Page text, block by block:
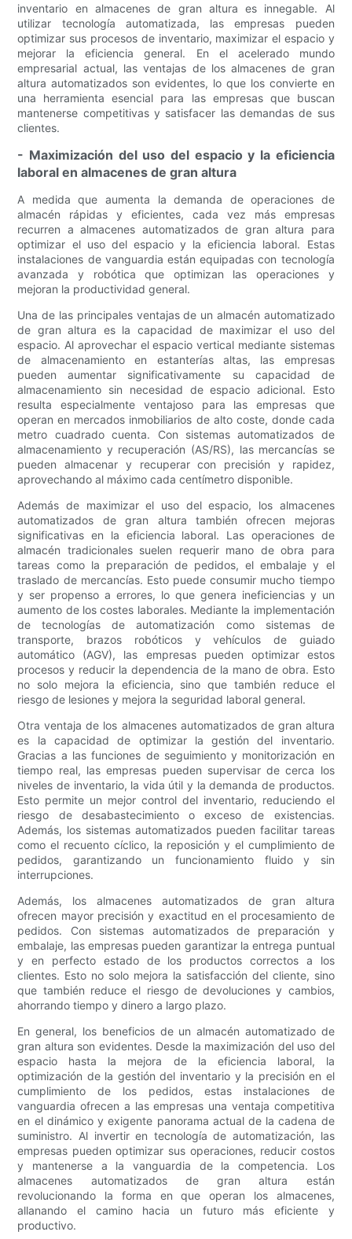
inventario en almacenes de gran altura es innegable. Al
utilizar tecnología automatizada, las empresas pueden
optimizar sus procesos de inventario, maximizar el espacio y
mejorar la eficiencia general. En el acelerado mundo
empresarial actual, las ventajas de los almacenes de gran
altura automatizados son evidentes, lo que los convierte en
una herramienta esencial para las empresas que buscan
mantenerse competitivas y satisfacer las demandas de sus
clientes.
- Maximización del uso del espacio y la eficiencia
laboral en almacenes de gran altura
A medida que aumenta la demanda de operaciones de
almacén rápidas y eficientes, cada vez más empresas
recurren a almacenes automatizados de gran altura para
optimizar el uso del espacio y la eficiencia laboral. Estas
instalaciones de vanguardia están equipadas con tecnología
avanzada y robótica que optimizan las operaciones y
mejoran la productividad general.
Una de las principales ventajas de un almacén automatizado
de gran altura es la capacidad de maximizar el uso del
espacio. Al aprovechar el espacio vertical mediante sistemas
de almacenamiento en estanterías altas, las empresas
pueden aumentar significativamente su capacidad de
almacenamiento sin necesidad de espacio adicional. Esto
resulta especialmente ventajoso para las empresas que
operan en mercados inmobiliarios de alto coste, donde cada
metro cuadrado cuenta. Con sistemas automatizados de
almacenamiento y recuperación (AS/RS), las mercancías se
pueden almacenar y recuperar con precisión y rapidez,
aprovechando al máximo cada centímetro disponible.
Además de maximizar el uso del espacio, los almacenes
automatizados de gran altura también ofrecen mejoras
significativas en la eficiencia laboral. Las operaciones de
almacén tradicionales suelen requerir mano de obra para
tareas como la preparación de pedidos, el embalaje y el
traslado de mercancías. Esto puede consumir mucho tiempo
y ser propenso a errores, lo que genera ineficiencias y un
aumento de los costes laborales. Mediante la implementación
de tecnologías de automatización como sistemas de
transporte, brazos robóticos y vehículos de guiado
automático (AGV), las empresas pueden optimizar estos
procesos y reducir la dependencia de la mano de obra. Esto
no solo mejora la eficiencia, sino que también reduce el
riesgo de lesiones y mejora la seguridad laboral general.
Otra ventaja de los almacenes automatizados de gran altura
es la capacidad de optimizar la gestión del inventario.
Gracias a las funciones de seguimiento y monitorización en
tiempo real, las empresas pueden supervisar de cerca los
niveles de inventario, la vida útil y la demanda de productos.
Esto permite un mejor control del inventario, reduciendo el
riesgo de desabastecimiento o exceso de existencias.
Además, los sistemas automatizados pueden facilitar tareas
como el recuento cíclico, la reposición y el cumplimiento de
pedidos, garantizando un funcionamiento fluido y sin
interrupciones.
Además, los almacenes automatizados de gran altura
ofrecen mayor precisión y exactitud en el procesamiento de
pedidos. Con sistemas automatizados de preparación y
embalaje, las empresas pueden garantizar la entrega puntual
y en perfecto estado de los productos correctos a los
clientes. Esto no solo mejora la satisfacción del cliente, sino
que también reduce el riesgo de devoluciones y cambios,
ahorrando tiempo y dinero a largo plazo.
En general, los beneficios de un almacén automatizado de
gran altura son evidentes. Desde la maximización del uso del
espacio hasta la mejora de la eficiencia laboral, la
optimización de la gestión del inventario y la precisión en el
cumplimiento de los pedidos, estas instalaciones de
vanguardia ofrecen a las empresas una ventaja competitiva
en el dinámico y exigente panorama actual de la cadena de
suministro. Al invertir en tecnología de automatización, las
empresas pueden optimizar sus operaciones, reducir costos
y mantenerse a la vanguardia de la competencia. Los
almacenes automatizados de gran altura están
revolucionando la forma en que operan los almacenes,
allanando el camino hacia un futuro más eficiente y
productivo.